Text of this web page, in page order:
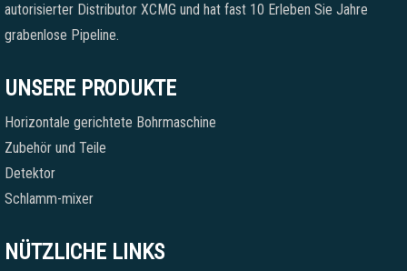
autorisierter Distributor XCMG und hat fast 10 Erleben Sie Jahre
grabenlose Pipeline.
UNSERE PRODUKTE
Horizontale gerichtete Bohrmaschine
Zubehör und Teile
Detektor
Schlamm-mixer
NÜTZLICHE LINKS